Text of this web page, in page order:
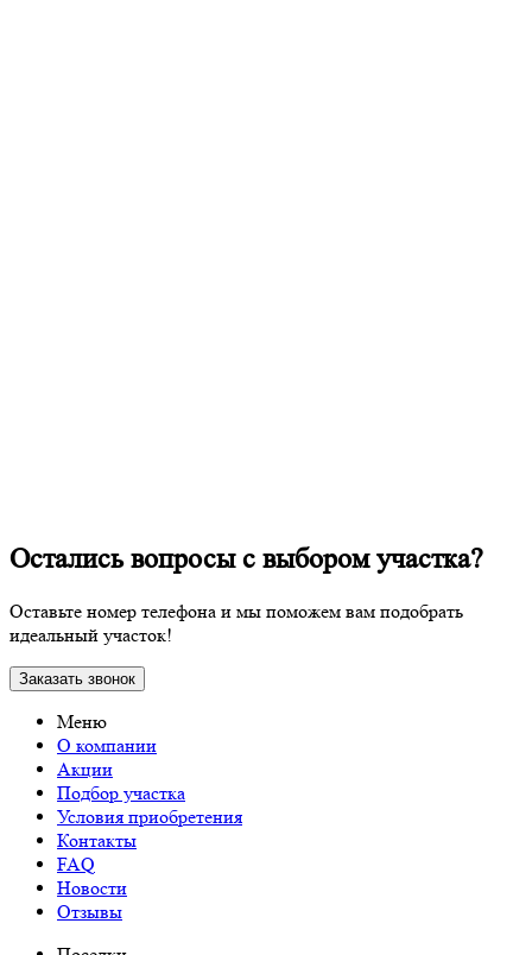
Остались вопросы с выбором участка?
Оставьте номер телефона и мы поможем вам подобрать
идеальный участок!
Заказать звонок
Меню
О компании
Акции
Подбор участка
Условия приобретения
Контакты
FAQ
Новости
Отзывы